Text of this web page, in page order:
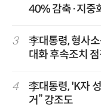
40% 감축·지중
3
李대통령, 형사
대화 후속조치
4
李대통령, 'K자
거” 강조도